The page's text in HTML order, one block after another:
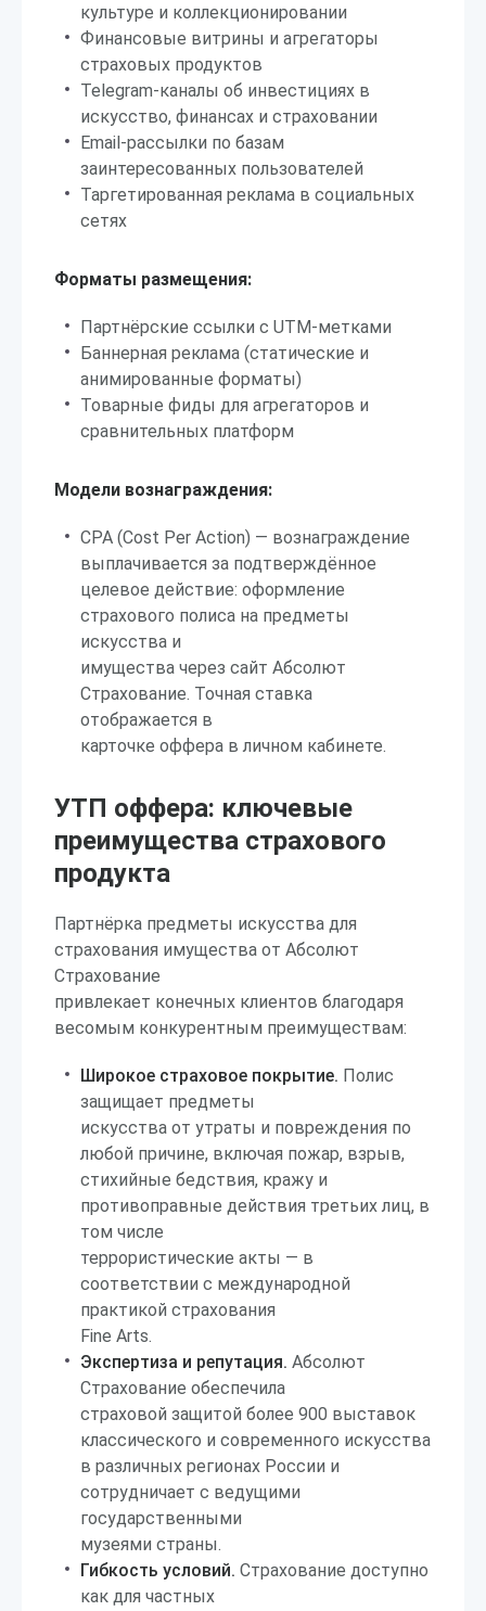
культуре и коллекционировании
Финансовые витрины и агрегаторы
страховых продуктов
Telegram-каналы об инвестициях в
искусство, финансах и страховании
Email-рассылки по базам
заинтересованных пользователей
Таргетированная реклама в социальных
сетях
Форматы размещения:
Партнёрские ссылки с UTM-метками
Баннерная реклама (статические и
анимированные форматы)
Товарные фиды для агрегаторов и
сравнительных платформ
Модели вознаграждения:
CPA (Cost Per Action) — вознаграждение
выплачивается за подтверждённое
целевое действие: оформление
страхового полиса на предметы
искусства и
имущества через сайт Абсолют
Страхование. Точная ставка
отображается в
карточке оффера в личном кабинете.
УТП оффера: ключевые
преимущества страхового
продукта
Партнёрка предметы искусства для
страхования имущества от Абсолют
Страхование
привлекает конечных клиентов благодаря
весомым конкурентным преимуществам:
Широкое страховое покрытие. Полис
защищает предметы
искусства от утраты и повреждения по
любой причине, включая пожар, взрыв,
стихийные бедствия, кражу и
противоправные действия третьих лиц, в
том числе
террористические акты — в
соответствии с международной
практикой страхования
Fine Arts.
Экспертиза и репутация. Абсолют
Страхование обеспечила
страховой защитой более 900 выставок
классического и современного искусства
в различных регионах России и
сотрудничает с ведущими
государственными
музеями страны.
Гибкость условий. Страхование доступно
как для частных